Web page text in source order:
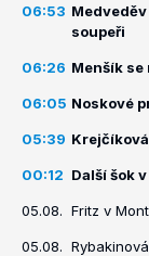
06:53
soupeři
06:26 Menšík se
06:05 Noskové
05:39
00:12 Další šok
05.08. Fritz v
05.08.